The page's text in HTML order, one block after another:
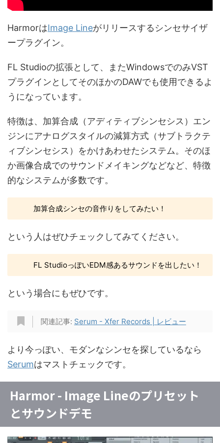
HarmorはImage Lineがリリースするシンセサイザ
ープラグイン。
FL Studioの拡張として、またWindowsでのみVST
プラグインとしてそのほかのDAWでも使用できるよ
うになっています。
特徴は、加算合成（アディティブシンセシス）エン
ジンにアナログスタイルの減算方式（サブトラクテ
ィブシンセシス）をかけあわせたシステム。そのほ
か画像合成でのサウンドメイキングなどなど、特徴
的なシステムが多数です。
加算合成シンセの音作りをしてみたい！
という人はぜひチェックしてみてください。
FL StudioっぽいEDM感あるサウンドを出したい！
という場合にもぜひです。
関連記事: Serum - Xfer Records | レビュー
より今っぽい、モダンなシンセを探しているなら
Serumはマストチェックです。
Harmor - Image Lineのプリセット
とサウンドデモ